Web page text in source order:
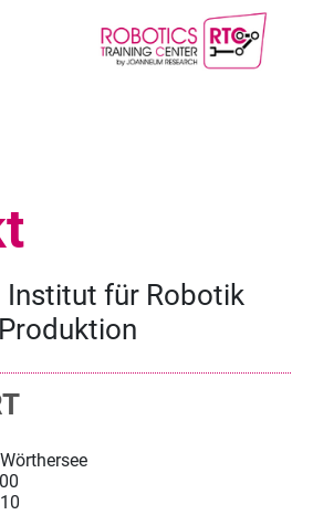
Institut für Robotik